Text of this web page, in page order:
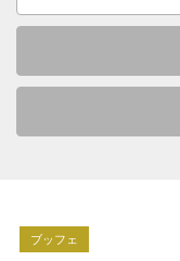
ブッフェ